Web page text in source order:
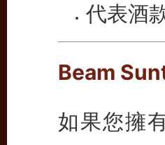
代表酒
Beam
如果您擁